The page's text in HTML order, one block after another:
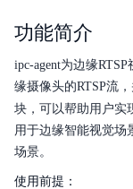
BIE
产品描述
配置文件说明
功能简介
ipc-agent为边缘RTSP
缘摄像头的RTSP流
块，可以帮助用户实
用于边缘智能视觉场
场景。
使用前提：